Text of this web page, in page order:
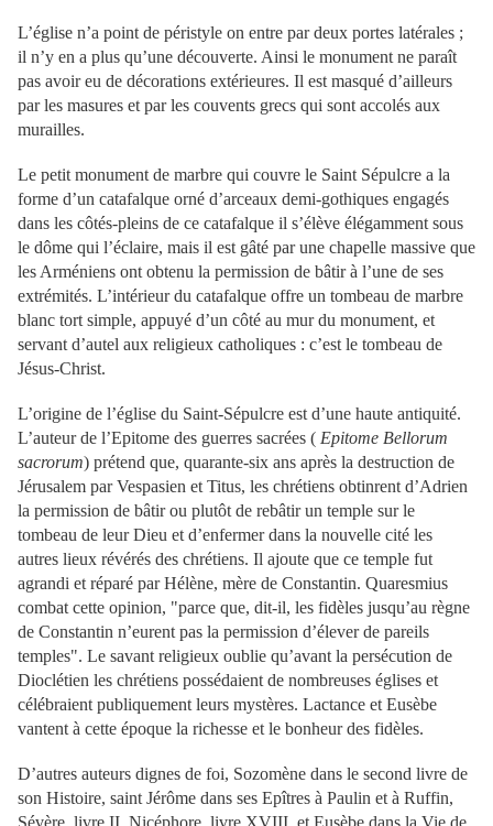
L’église n’a point de péristyle on entre par deux portes latérales ;
il n’y en a plus qu’une découverte. Ainsi le monument ne paraît
pas avoir eu de décorations extérieures. Il est masqué d’ailleurs
par les masures et par les couvents grecs qui sont accolés aux
murailles.
Le petit monument de marbre qui couvre le Saint Sépulcre a la
forme d’un catafalque orné d’arceaux demi-gothiques engagés
dans les côtés-pleins de ce catafalque il s’élève élégamment sous
le dôme qui l’éclaire, mais il est gâté par une chapelle massive que
les Arméniens ont obtenu la permission de bâtir à l’une de ses
extrémités. L’intérieur du catafalque offre un tombeau de marbre
blanc tort simple, appuyé d’un côté au mur du monument, et
servant d’autel aux religieux catholiques : c’est le tombeau de
Jésus-Christ.
L’origine de l’église du Saint-Sépulcre est d’une haute antiquité.
L’auteur de l’Epitome des guerres sacrées ( Epitome Bellorum
sacrorum) prétend que, quarante-six ans après la destruction de
Jérusalem par Vespasien et Titus, les chrétiens obtinrent d’Adrien
la permission de bâtir ou plutôt de rebâtir un temple sur le
tombeau de leur Dieu et d’enfermer dans la nouvelle cité les
autres lieux révérés des chrétiens. Il ajoute que ce temple fut
agrandi et réparé par Hélène, mère de Constantin. Quaresmius
combat cette opinion, "parce que, dit-il, les fidèles jusqu’au règne
de Constantin n’eurent pas la permission d’élever de pareils
temples". Le savant religieux oublie qu’avant la persécution de
Dioclétien les chrétiens possédaient de nombreuses églises et
célébraient publiquement leurs mystères. Lactance et Eusèbe
vantent à cette époque la richesse et le bonheur des fidèles.
D’autres auteurs dignes de foi, Sozomène dans le second livre de
son Histoire, saint Jérôme dans ses Epîtres à Paulin et à Ruffin,